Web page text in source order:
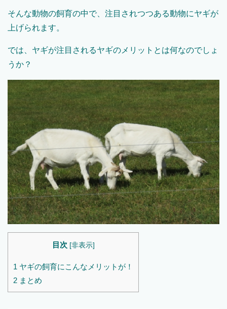
そんな動物の飼育の中で、注目されつつある動物にヤギが
上げられます。
では、ヤギが注目されるヤギのメリットとは何なのでしょ
うか？
目次 [非表示]
1 ヤギの飼育にこんなメリットが！
2 まとめ